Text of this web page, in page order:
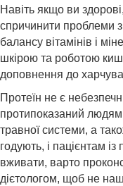
Навіть якщо ви
спричинити проблеми
балансу вітамінів і
шкірою та роботою
доповнення до
Протеїн не є
протипоказаний людям
травної системи, а
годують, і пацієнтам
вживати, варто
дієтологом, щоб не